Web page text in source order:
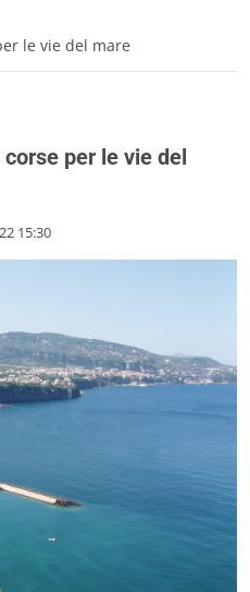
le vie del mare
per le vie del
15:30